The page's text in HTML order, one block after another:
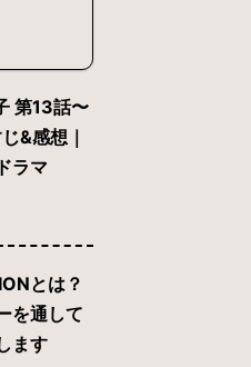
第13話〜
&感想｜
ラマ
とは？
を通して
ます